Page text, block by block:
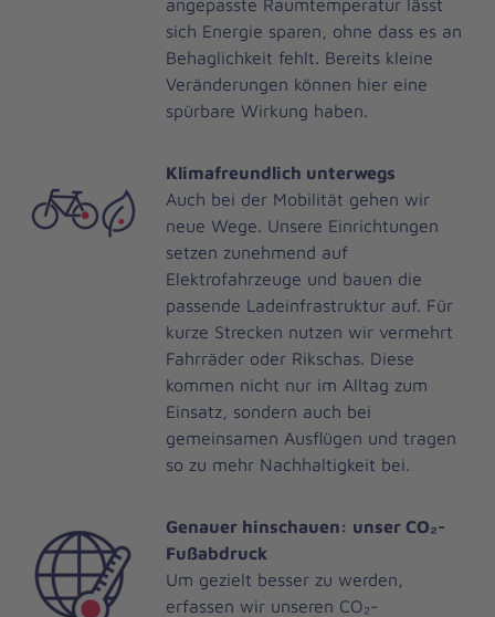
angepasste Raumtemperatur lässt
sich Energie sparen, ohne dass es an
Behaglichkeit fehlt. Bereits kleine
Veränderungen können hier eine
spürbare Wirkung haben.
Klimafreundlich unterwegs
Auch bei der Mobilität gehen wir
neue Wege. Unsere Einrichtungen
setzen zunehmend auf
Elektrofahrzeuge und bauen die
passende Ladeinfrastruktur auf. Für
kurze Strecken nutzen wir vermehrt
Fahrräder oder Rikschas. Diese
kommen nicht nur im Alltag zum
Einsatz, sondern auch bei
gemeinsamen Ausflügen und tragen
so zu mehr Nachhaltigkeit bei.
Genauer hinschauen: unser CO₂-
Fußabdruck
Um gezielt besser zu werden,
erfassen wir unseren CO₂-